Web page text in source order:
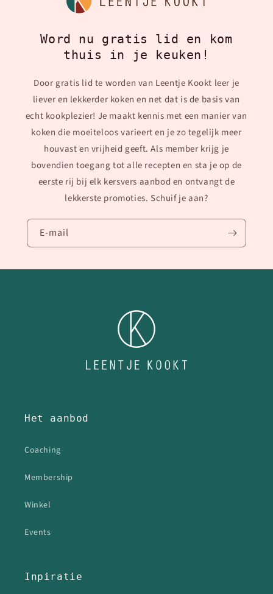
Word nu gratis lid en kom
thuis in je keuken!
Door gratis lid te worden van Leentje Kookt leer je
liever en lekkerder koken en net dat is de basis van
echt kookplezier! Je maakt kennis met een manier van
koken die moeiteloos varieert en je zo tegelijk meer
houvast en vrijheid geeft. Als member krijg je
bovendien toegang tot alle recepten en sta je op de
eerste rij bij elk kersvers aanbod en ontvangt de
lekkerste promoties. Schuif je aan?
E‑mail
Het aanbod
Coaching
Membership
Winkel
Events
Inpiratie